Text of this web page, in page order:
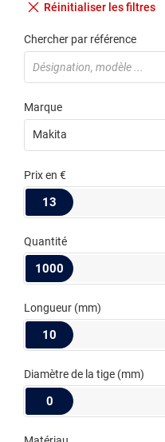
Réinitialiser les filtres
Chercher par référence
Marque
Makita
Prixen €
13
Quantité
1000
Longueur (mm)
10
Diamètre de la tige (mm)
0